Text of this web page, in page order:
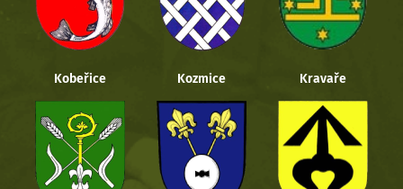
Kobeřice Kozmice Kravaře